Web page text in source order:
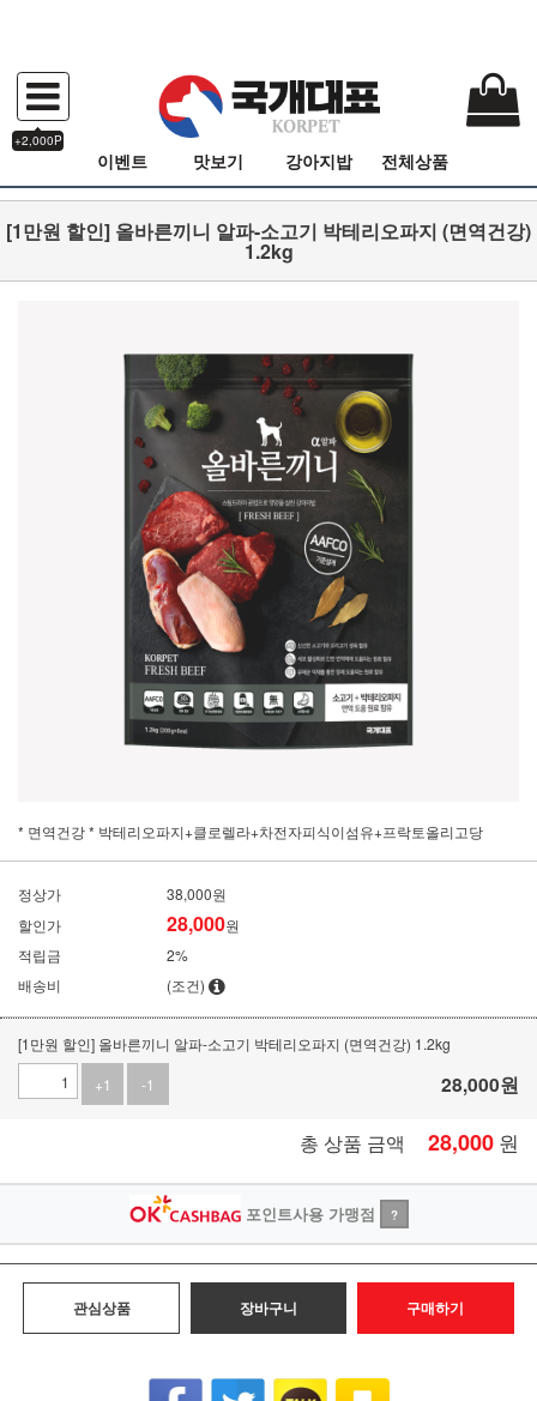
+2,000P
이벤트 맛보기 강아지밥 전체상품
[1만원 할인] 올바른끼니 알파-소고기 박테리오파지 (면역건강)
1.2kg
* 면역건강 * 박테리오파지+클로렐라+차전자피식이섬유+프락토올리고당
정상가
38,000원
할인가
28,000원
적립금
2%
배송비
(조건)
[1만원 할인] 올바른끼니 알파-소고기 박테리오파지 (면역건강) 1.2kg
+1
-1 28,000원
총 상품 금액 28,000 원
포인트사용 가맹점 ?
관심상품 장바구니 구매하기